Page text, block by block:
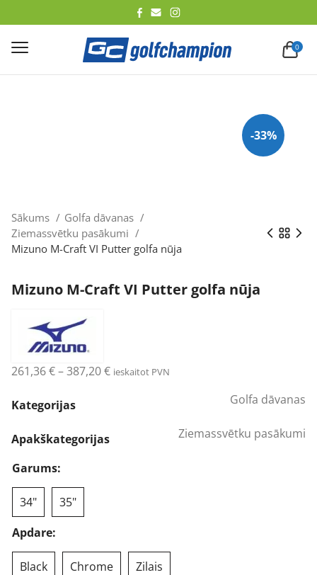
0
-33%
Sākums
Golfa dāvanas
Ziemassvētku pasākumi
Mizuno M-Craft VI Putter golfa nūja
Mizuno M-Craft VI Putter golfa nūja
261,36€–387,20€Price
ieskaitot PVN
Kategorijas Golfa dāvanas
Apakškategorijas Ziemassvētku pasākumi
Garums:
34"
35"
Apdare:
Black Chrome
Zilais